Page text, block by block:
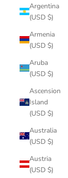
Argentina
(USD $)
Armenia
(USD $)
Aruba
(USD $)
Ascension
Island
(USD $)
Australia
(USD $)
Austria
(USD $)